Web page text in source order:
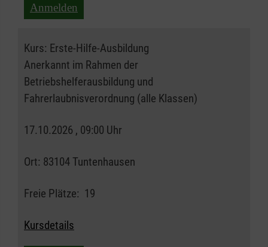
Anmelden
Kurs: Erste-Hilfe-Ausbildung
Anerkannt im Rahmen der
Betriebshelferausbildung und
Fahrerlaubnisverordnung (alle Klassen)
17.10.2026 , 09:00 Uhr
Ort: 83104 Tuntenhausen
Freie Plätze: 19
Kursdetails